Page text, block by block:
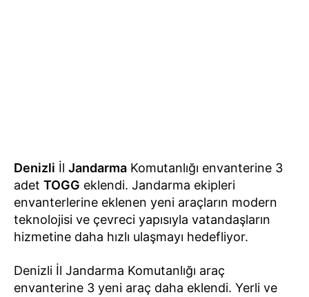
Denizli İl Jandarma Komutanlığı envanterine 3
adet TOGG eklendi. Jandarma ekipleri
envanterlerine eklenen yeni araçların modern
teknolojisi ve çevreci yapısıyla vatandaşların
hizmetine daha hızlı ulaşmayı hedefliyor.
Denizli İl Jandarma Komutanlığı araç
envanterine 3 yeni araç daha eklendi. Yerli ve